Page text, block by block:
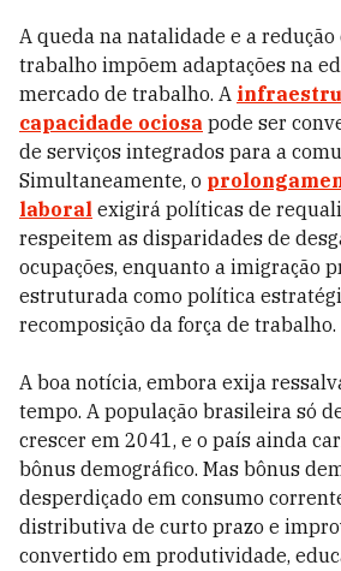
A queda na natalidade e a redução
trabalho impõem adaptações na
mercado de trabalho. A
capacidade ociosa pode ser
de serviços integrados para a
Simultaneamente, o
laboral exigirá políticas de
respeitem as disparidades de
ocupações, enquanto a imigração
estruturada como política
recomposição da força de trabalho.
A boa notícia, embora exija
tempo. A população brasileira só
crescer em 2041, e o país ainda
bônus demográfico. Mas bônus
desperdiçado em consumo
distributiva de curto prazo e
convertido em produtividade,